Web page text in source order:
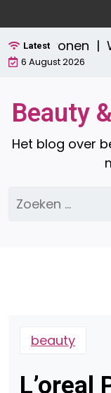
naar
de
inhoud
Latest
wonen |
6 August 2026
Beauty
Het blog over
Zoeken
naar:
beauty
L’oreal